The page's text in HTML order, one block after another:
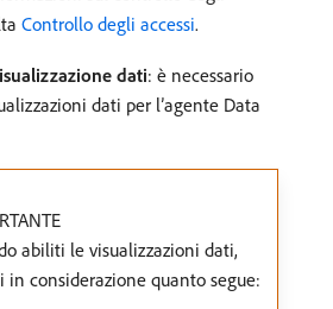
Controllo degli accessi.
dati: è necessario
dati per l’agente Data
abiliti le visualizzazioni dati,
in considerazione quanto segue: